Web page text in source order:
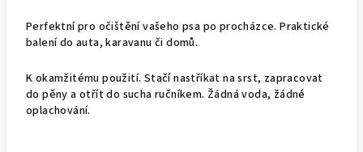
Perfektní pro očištění vašeho psa po procházce. Praktické
balení do auta, karavanu či domů.
K okamžitému použití. Stačí nastříkat na srst, zapracovat
do pěny a otřít do sucha ručníkem. Žádná voda, žádné
oplachování.